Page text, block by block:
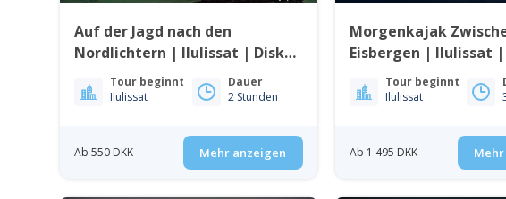
Auf der Jagd nach den
Nordlichtern | Ilulissat | Disko
Tour beginnt
Ilulissat
Dauer
2 Stunden
Ab 550 DKK Mehr anzeigen
Morgenkajak
Eisbergen | Ilulissat |
Tour beginnt
Ilulissat
Ab 1 495 DKK